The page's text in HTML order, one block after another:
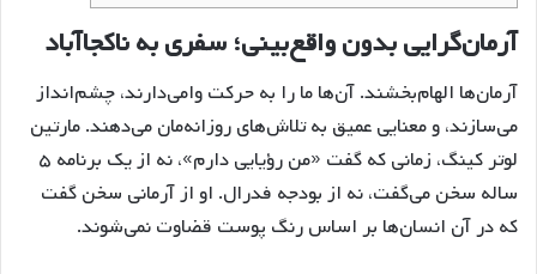
آرمان‌گرایی بدون واقع‌بینی؛ سفری به ناکجاآباد
آرمان‌ها الهام‌بخشند. آن‌ها ما را به حرکت وا‌می‌دارند، چشم‌انداز
می‌سازند، و معنایی عمیق به تلاش‌های روزانه‌مان می‌دهند. مارتین
لوتر کینگ، زمانی که گفت «من رؤیایی دارم»، نه از یک برنامه ۵
ساله سخن می‌گفت، نه از بودجه فدرال. او از آرمانی سخن گفت
که در آن انسان‌ها بر اساس رنگ پوست قضاوت نمی‌شوند.